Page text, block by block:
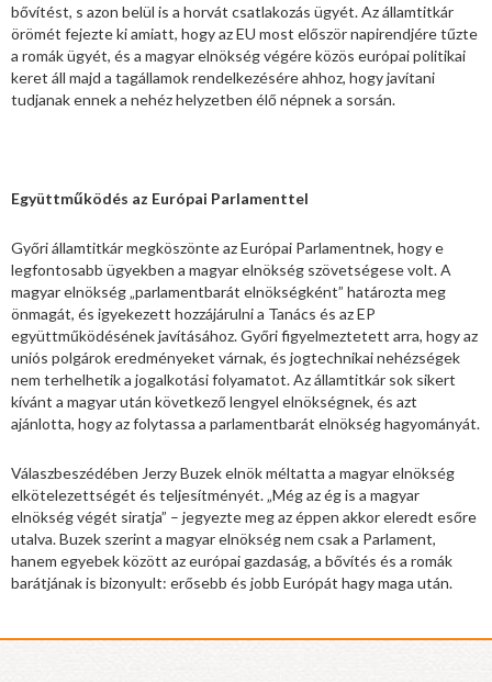
bővítést, s azon belül is a horvát csatlakozás ügyét. Az államtitkár
örömét fejezte ki amiatt, hogy az EU most először napirendjére tűzte
a romák ügyét, és a magyar elnökség végére közös európai politikai
keret áll majd a tagállamok rendelkezésére ahhoz, hogy javítani
tudjanak ennek a nehéz helyzetben élő népnek a sorsán.
Együttműködés az Európai Parlamenttel
Győri államtitkár megköszönte az Európai Parlamentnek, hogy e
legfontosabb ügyekben a magyar elnökség szövetségese volt. A
magyar elnökség „parlamentbarát elnökségként” határozta meg
önmagát, és igyekezett hozzájárulni a Tanács és az EP
együttműködésének javításához. Győri figyelmeztetett arra, hogy az
uniós polgárok eredményeket várnak, és jogtechnikai nehézségek
nem terhelhetik a jogalkotási folyamatot. Az államtitkár sok sikert
kívánt a magyar után következő lengyel elnökségnek, és azt
ajánlotta, hogy az folytassa a parlamentbarát elnökség hagyományát.
Válaszbeszédében Jerzy Buzek elnök méltatta a magyar elnökség
elkötelezettségét és teljesítményét. „Még az ég is a magyar
elnökség végét siratja” – jegyezte meg az éppen akkor eleredt esőre
utalva. Buzek szerint a magyar elnökség nem csak a Parlament,
hanem egyebek között az európai gazdaság, a bővítés és a romák
barátjának is bizonyult: erősebb és jobb Európát hagy maga után.